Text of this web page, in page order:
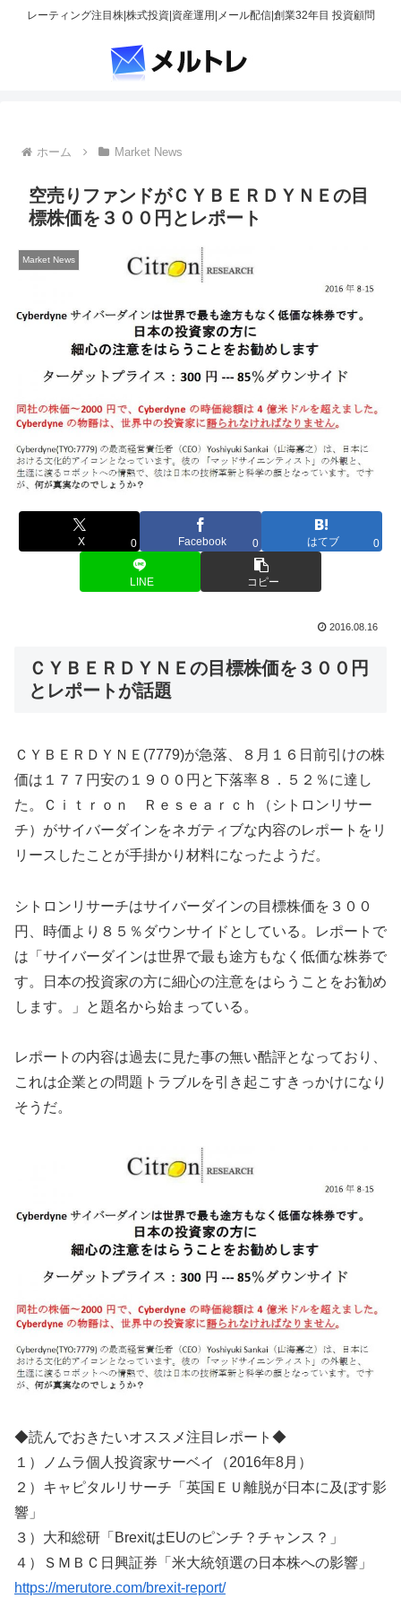
レーティング注目株|株式投資|資産運用|メール配信|創業32年目 投資顧問
ホーム Market News
空売りファンドがＣＹＢＥＲＤＹＮＥの目
標株価を３００円とレポート
Market News
X 0 Facebook 0 はてブ 0
LINE コピー
2016.08.16
ＣＹＢＥＲＤＹＮＥの目標株価を３００円
とレポートが話題
ＣＹＢＥＲＤＹＮＥ(7779)が急落、８月１６日前引けの株
価は１７７円安の１９００円と下落率８．５２％に達し
た。Ｃｉｔｒｏｎ Ｒｅｓｅａｒｃｈ（シトロンリサー
チ）がサイバーダインをネガティブな内容のレポートをリ
リースしたことが手掛かり材料になったようだ。
シトロンリサーチはサイバーダインの目標株価を３００
円、時価より８５％ダウンサイドとしている。レポートで
は「サイバーダインは世界で最も途方もなく低価な株券で
す。日本の投資家の方に細心の注意をはらうことをお勧め
します。」と題名から始まっている。
レポートの内容は過去に見た事の無い酷評となっており、
これは企業との問題トラブルを引き起こすきっかけになり
そうだ。
◆読んでおきたいオススメ注目レポート◆
１）ノムラ個人投資家サーベイ（2016年8月）
２）キャピタルリサーチ「英国ＥＵ離脱が日本に及ぼす影
響」
３）大和総研「BrexitはEUのピンチ？チャンス？」
４）ＳＭＢＣ日興証券「米大統領選の日本株への影響」
https://merutore.com/brexit-report/